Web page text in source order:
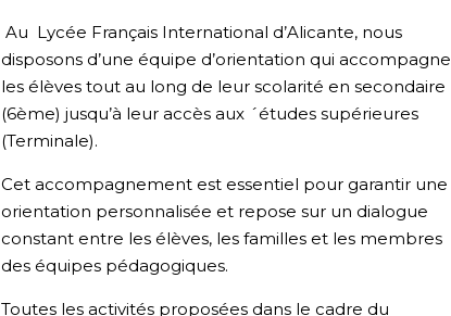
Au Lycée Français International d’Alicante, nous
disposons d’une équipe d’orientation qui accompagne
les élèves tout au long de leur scolarité en secondaire
(6ème) jusqu’à leur accès aux ´études supérieures
(Terminale).
Cet accompagnement est essentiel pour garantir une
orientation personnalisée et repose sur un dialogue
constant entre les élèves, les familles et les membres
des équipes pédagogiques.
Toutes les activités proposées dans le cadre du